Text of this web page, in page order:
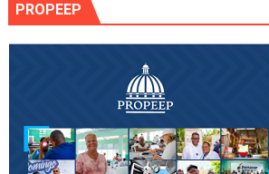
PROPEEP